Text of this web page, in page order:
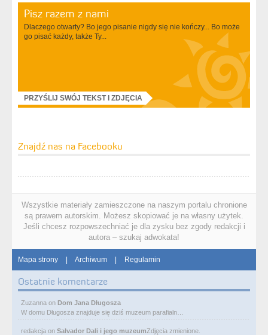
Pisz razem z nami
Dlaczego otwarty? Bo jego pisanie nigdy się nie kończy... Bo może
go pisać każdy, także Ty...
PRZYŚLIJ SWÓJ TEKST I ZDJĘCIA
Znajdź nas na Facebooku
Wszystkie materiały zamieszczone na naszym portalu chronione
są prawem autorskim. Możesz skopiować je na własny użytek.
Jeśli chcesz rozpowszechniać je dla zysku bez zgody redakcji i
autora – szukaj adwokata!
Mapa strony | Archiwum | Regulamin
Ostatnie komentarze
Zuzanna on Dom Jana Długosza
W domu Długosza znajduje się dziś muzeum parafialn…
redakcja on Salvador Dali i jego muzeumZdjęcia zmienione.